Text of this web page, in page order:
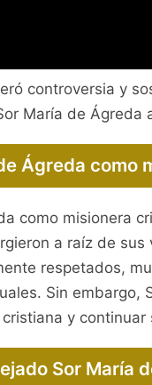
controversia y
María de Ágreda
Ágreda como
como misionera
a raíz de sus
respetados,
Sin embargo,
y continuar
Sor María